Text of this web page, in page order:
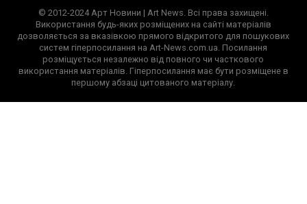
© 2012-2024 Арт Новини | Art News. Всі права захищені.
Використання будь-яких розміщених на сайті матеріалів
дозволяється за вказівкою прямого відкритого для пошукових
систем гіперпосилання на Art-News.com.ua. Посилання
розміщується незалежно від повного чи часткового
використання матеріалів. Гіперпосилання має бути розміщене в
першому абзаці цитованого матеріалу.